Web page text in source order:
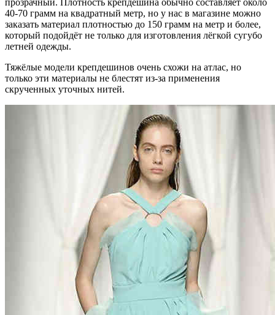
прозрачный. Плотность крепдешина обычно составляет около
40-70 грамм на квадратный метр, но у нас в магазине можно
заказать материал плотностью до 150 грамм на метр и более,
который подойдёт не только для изготовления лёгкой сугубо
летней одежды.
Тяжёлые модели крепдешинов очень схожи на атлас, но
только эти материалы не блестят из-за применения
скрученных уточных нитей.